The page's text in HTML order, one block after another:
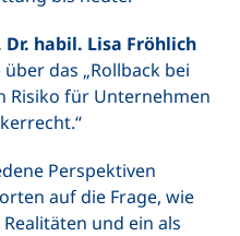
Dr. habil. Lisa Fröhlich
über das „Rollback bei
Risiko für Unternehmen
Perspektiven
auf die Frage, wie
und ein als